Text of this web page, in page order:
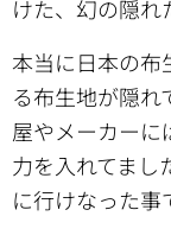
けた、幻の隠れ
本当に日本の布
る布生地が隠れ
屋やメーカーに
力を入れてまし
に行けなった事